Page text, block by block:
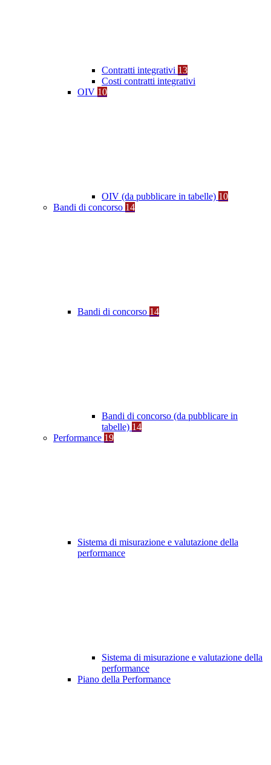
Contratti integrativi 13
Costi contratti integrativi
OIV 10
OIV (da pubblicare in tabelle) 10
Bandi di concorso 14
Bandi di concorso 14
Bandi di concorso (da pubblicare in
tabelle) 14
Performance 19
Sistema di misurazione e valutazione della
performance
Sistema di misurazione e valutazione della
performance
Piano della Performance